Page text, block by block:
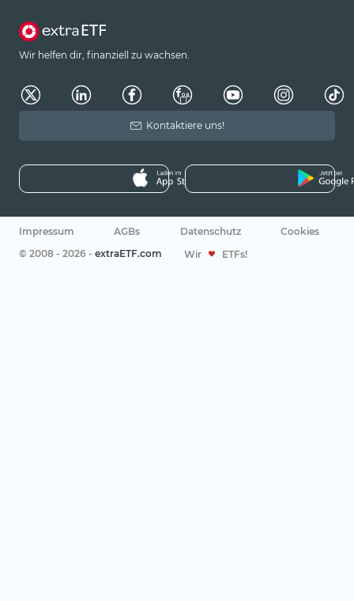
Wir helfen dir, finanziell zu wachsen.
Kontaktiere uns!
Impressum AGBs Datenschutz
Cookies
© 2008 - 2026 - extraETF.com Wir ETFs!